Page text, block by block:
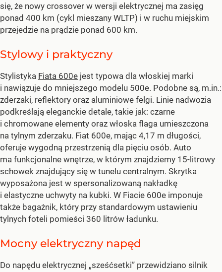
się, że nowy crossover w wersji elektrycznej ma zasięg
ponad 400 km (cykl mieszany WLTP) i w ruchu miejskim
przejedzie na prądzie ponad 600 km.
Stylowy i praktyczny
Stylistyka Fiata 600e jest typowa dla włoskiej marki
i nawiązuje do mniejszego modelu 500e. Podobne są, m.in.:
zderzaki, reflektory oraz aluminiowe felgi. Linie nadwozia
podkreślają eleganckie detale, takie jak: czarne
i chromowane elementy oraz włoska flaga umieszczona
na tylnym zderzaku. Fiat 600e, mając 4,17 m długości,
oferuje wygodną przestrzenią dla pięciu osób. Auto
ma funkcjonalne wnętrze, w którym znajdziemy 15-litrowy
schowek znajdujący się w tunelu centralnym. Skrytka
wyposażona jest w spersonalizowaną nakładkę
i elastyczne uchwyty na kubki. W Fiacie 600e imponuje
także bagażnik, który przy standardowym ustawieniu
tylnych foteli pomieści 360 litrów ładunku.
Mocny elektryczny napęd
Do napędu elektrycznej „sześćsetki” przewidziano silnik